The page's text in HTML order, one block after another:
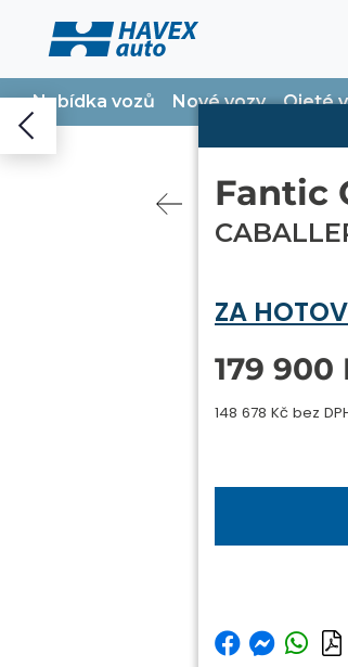
Nabídka vozů Nové vozy Ojeté
Fantic
ZA
179 900
148 678 Kč bez